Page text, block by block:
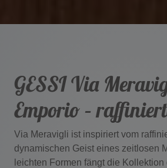
GESSI Via
Emporio – r
Via Meravigli ist inspiriert vom
dynamischen Geist eines zeitlosen
leichten Formen fängt die